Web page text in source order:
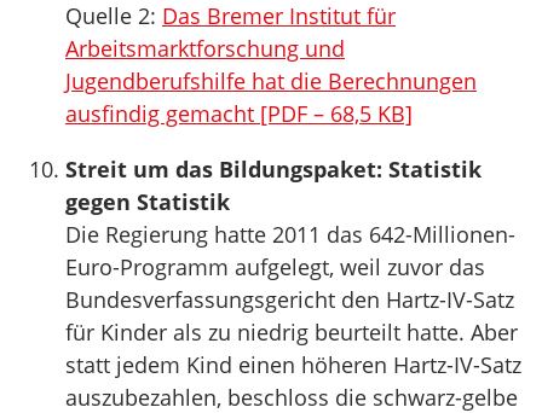
Quelle 2: Das Bremer Institut für
Arbeitsmarktforschung und
Jugendberufshilfe hat die Berechnungen
ausfindig gemacht [PDF – 68,5 KB]
Streit um das Bildungspaket: Statistik
gegen Statistik
Die Regierung hatte 2011 das 642-Millionen-
Euro-Programm aufgelegt, weil zuvor das
Bundesverfassungsgericht den Hartz-IV-Satz
für Kinder als zu niedrig beurteilt hatte. Aber
statt jedem Kind einen höheren Hartz-IV-Satz
auszubezahlen, beschloss die schwarz-gelbe